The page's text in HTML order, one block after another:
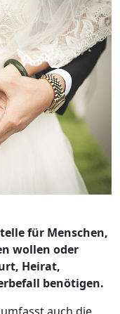
für Menschen,
wollen oder
Heirat,
benötigen.